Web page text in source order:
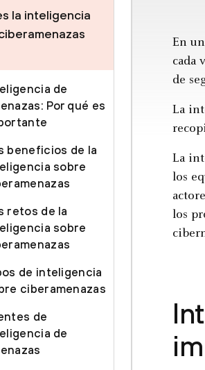
la inteligencia
de
Por qué es
beneficios de la
sobre
retos de la
sobre
de inteligencia
ciberamenazas
de
de
En
cada
de
La
La
los
los